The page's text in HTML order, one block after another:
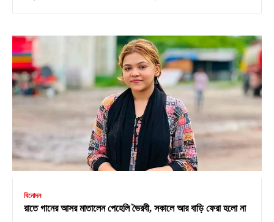
বিনোদন
রাতে গানের আসর মাতালেন পেহেলি ভৈরবী, সকালে আর বাড়ি ফেরা হলো না